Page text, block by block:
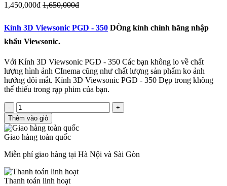
1,450,000đ 1,650,000đ
Kính 3D Viewsonic PGD - 350 DÒng kính chính hãng nhập
khẩu Viewsonic.
Với Kính 3D Viewsonic PGD - 350 Các bạn không lo về chất
lượng hình ảnh CInema cũng như chất lượng sản phẩm ko ảnh
hưởng đôi mắt. Kính 3D Viewsonic PGD - 350 Đẹp trong không
thể thiếu trong rạp phim của bạn.
-
+
Thêm vào giỏ
Giao hàng toàn quốc
Miễn phí giao hàng tại Hà Nội và Sài Gòn
Thanh toán linh hoạt